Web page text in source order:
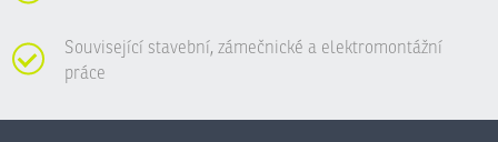
Související stavební, zámečnické a elektromontážní
práce